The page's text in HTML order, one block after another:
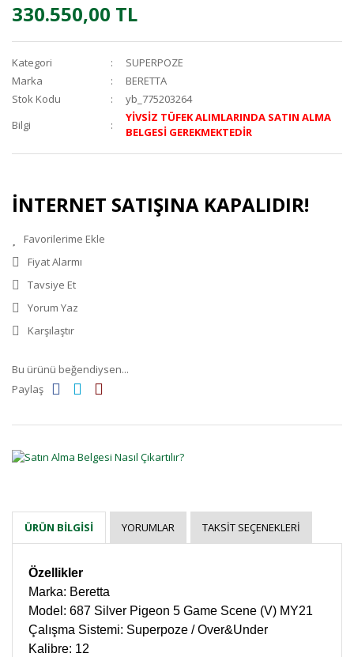
330.550,00 TL
Kategori
SUPERPOZE
Marka
BERETTA
Stok Kodu
yb_775203264
Bilgi
YİVSİZ TÜFEK ALIMLARINDA SATIN ALMA
BELGESİ GEREKMEKTEDİR
İNTERNET SATIŞINA KAPALIDIR!
Fiyat Alarmı
Tavsiye Et
Yorum Yaz
Karşılaştır
Bu ürünü beğendiysen...
Paylaş
ÜRÜN BILGISI YORUMLAR TAKSIT SEÇENEKLERI
Özellikler
Marka: Beretta
Model: 687 Silver Pigeon 5 Game Scene (V) MY21
Çalışma Sistemi: Superpoze / Over&Under
Kalibre: 12